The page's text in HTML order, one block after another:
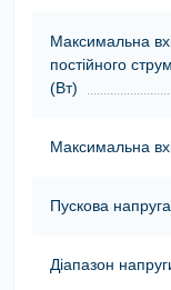
Максимальна
постійного
(Вт)
Максимальна
Пускова
Діапазон